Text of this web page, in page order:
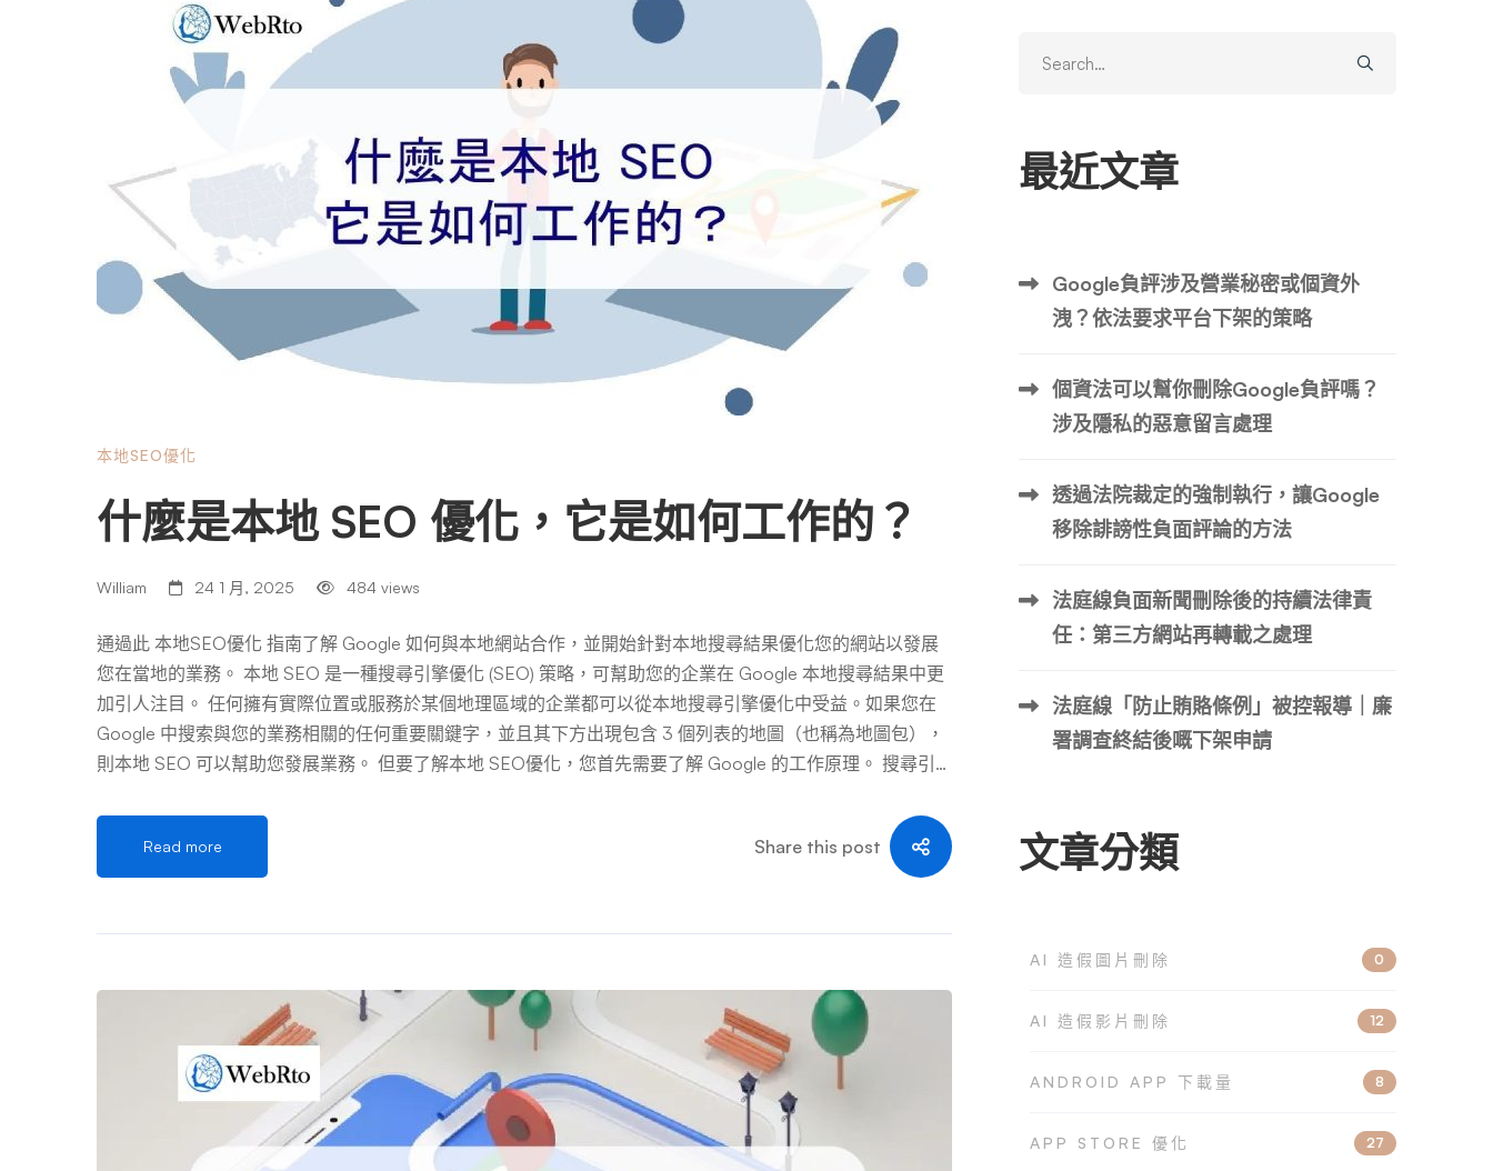
本地SEO優化
什麼是本地 SEO 優化，它是如何工作的？
William 24 1 月, 2025 484 views
通過此 本地SEO優化 指南了解 Google 如何與本地網站合作，並開始針對本地搜尋結果優化您的網站以發展
您在當地的業務。 本地 SEO 是一種搜尋引擎優化 (SEO) 策略，可幫助您的企業在 Google 本地搜尋結果中更
加引人注目。 任何擁有實際位置或服務於某個地理區域的企業都可以從本地搜尋引擎優化中受益。如果您在
Google 中搜索與您的業務相關的任何重要關鍵字，並且其下方出現包含 3 個列表的地圖（也稱為地圖包），
則本地 SEO 可以幫助您發展業務。 但要了解本地 SEO優化，您首先需要了解 Google 的工作原理。 搜尋引
索引擎就被創建出來，使用戶能夠更輕鬆地找到他們正在尋找的網站。 如果您在搜索引擎中輸入一個短語，
該短語就會與包含您的搜索短語中的關鍵字的網站相匹配。谷歌也使用了同樣的方法，但當它成為第一個使用
站點之間的連結來指示哪些網站值得信任和具有權威性的搜索引擎時，它很快就主導了其他搜索引擎。 如
查各種網站信號的模式或排名因素（例如您網站的相關程度），以返回與您的搜索相匹配的網站列表。 大多
數人沒有意識到，每次有人在搜索欄中輸入內容時，谷歌並沒有對整個互聯網進行實時搜索。它實際上是在搜
索 Google 發現的所有網站的存儲副本。該副本稱為 Google 索引。 為了形成索引，谷歌使用稱為“蜘蛛”的小
程序來抓取網絡。每個蜘蛛的工作方式都相同：它從單個頁面開始，然後跟踪該頁面上的連結，查看下一頁上
的內容，依此類推。 當網絡內容被抓取時，它被存儲在谷歌的服務器中，並建立索引。蜘蛛的工作規模令人
驚嘆，以令人難以置信的速度不斷爬行數万億個頁面。這可以確保索引盡可能是最新的，並且可以快速發現新
Read more Share this post
for:
最近文章
Google負評涉及營業秘密或個資外
洩？依法要求平台下架的策略
個資法可以幫你刪除Google負評嗎？
涉及隱私的惡意留言處理
透過法院裁定的強制執行，讓Google
移除誹謗性負面評論的方法
法庭線負面新聞刪除後的持續法律責
任：第三方網站再轉載之處理
法庭線「防止賄賂條例」被控報導｜廉
署調查終結後嘅下架申請
文章分類
AI 造假圖片刪除 0
AI 造假影片刪除 12
ANDROID APP 下載量 8
APP STORE 優化 27